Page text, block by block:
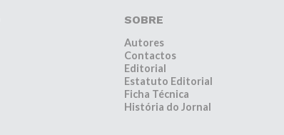
SOBRE
Autores
Contactos
Editorial
Estatuto Editorial
Ficha Técnica
História do Jornal